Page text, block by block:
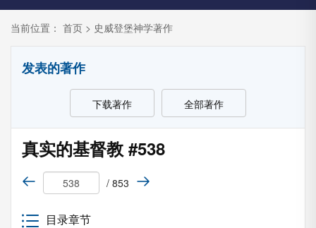
当前位置： 首页 > 史威登堡神学著作
发表的著作
下载著作 全部著作
真实的基督教 #538
/ 853
目录章节